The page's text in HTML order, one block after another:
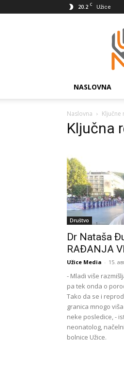
20.2 C Užice
NASLOVNA
Naslovna Ključne
Ključna
Društvo
Dr Nataša
RAĐANJA
Užice Media - 15.
- Mladi više
pa tek onda o
Tako da se i
granica mnogo
neke posledice, -
neonatolog,
bolnice Užice.